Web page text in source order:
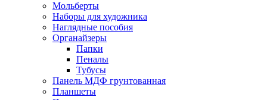
Мольберты
Наборы для художника
Наглядные пособия
Органайзеры
Папки
Пеналы
Тубусы
Панель МДФ грунтованная
Планшеты